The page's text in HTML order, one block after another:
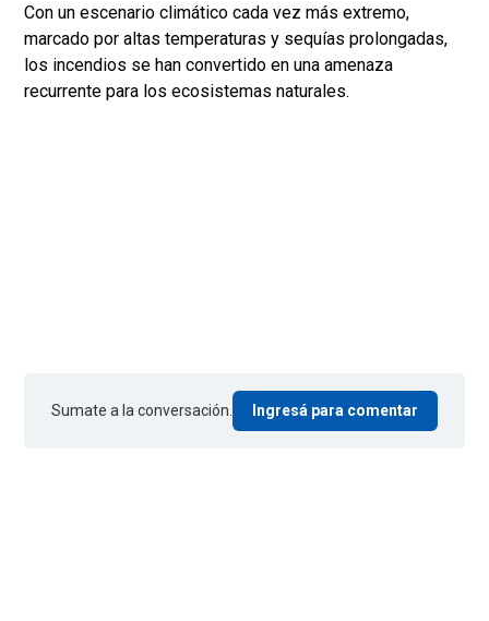
Con un escenario climático cada vez más extremo,
marcado por altas temperaturas y sequías prolongadas,
los incendios se han convertido en una amenaza
recurrente para los ecosistemas naturales.
Sumate a la conversación. Ingresá para comentar